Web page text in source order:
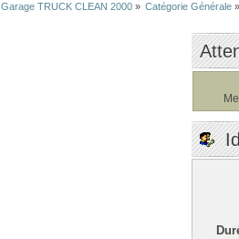
Garage TRUCK CLEAN 2000» Catégorie Générale »